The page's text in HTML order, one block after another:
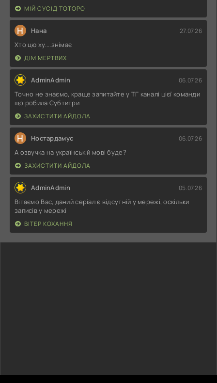
МІЙ СУСІД ТОТОРО
Н Нана 27.07.26
Хто цю ху....знімає
ДІМ МЕРТВИХ
AdminAdmin 06.07.26
Точно не знаємо, краще запитайте у ТГ каналі цієї команди
що робила Субтитри
ЗАХИСТИТИ АЙДОЛА
Н Ностардамус 06.07.26
А озвучка на українській мові буде?
ЗАХИСТИТИ АЙДОЛА
AdminAdmin 05.07.26
Вітаємо Вас, даний серіал є відсутній у мережі, оскільки
записів у мережі
ВІТЕР КОХАННЯ